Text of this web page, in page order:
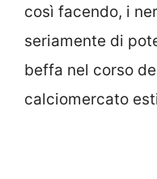
così facendo, i
seriamente di
beffa nel corso
calciomercato